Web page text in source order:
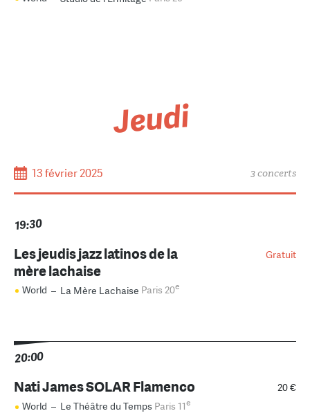
Jeudi
13 février 2025 3 concerts
19:30
Gratuit
Les jeudis jazz latinos de la
mère lachaise
World – La Mère Lachaise Paris 20e
20:00
20 €
Nati James SOLAR Flamenco
World – Le Théâtre du Temps Paris 11e